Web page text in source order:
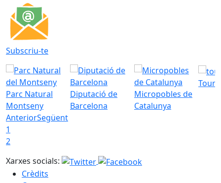
Subscriu-te
Parc Natural
Montseny
Diputació de
Barcelona
Micropobles de
Catalunya
AnteriorSegüent
1
2
Xarxes socials:
Crèdits